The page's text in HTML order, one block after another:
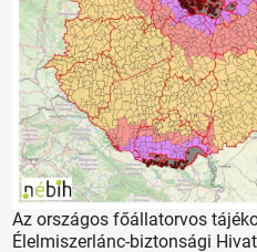
Az országos főállatorvos
Élelmiszerlánc-biztonsági